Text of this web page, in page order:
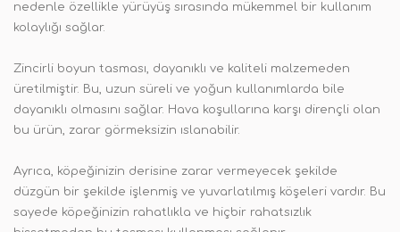
nedenle özellikle yürüyüş sırasında mükemmel bir kullanım
kolaylığı sağlar.
Zincirli boyun tasması, dayanıklı ve kaliteli malzemeden
üretilmiştir. Bu, uzun süreli ve yoğun kullanımlarda bile
dayanıklı olmasını sağlar. Hava koşullarına karşı dirençli olan
bu ürün, zarar görmeksizin ıslanabilir.
Ayrıca, köpeğinizin derisine zarar vermeyecek şekilde
düzgün bir şekilde işlenmiş ve yuvarlatılmış köşeleri vardır. Bu
sayede köpeğinizin rahatlıkla ve hiçbir rahatsızlık